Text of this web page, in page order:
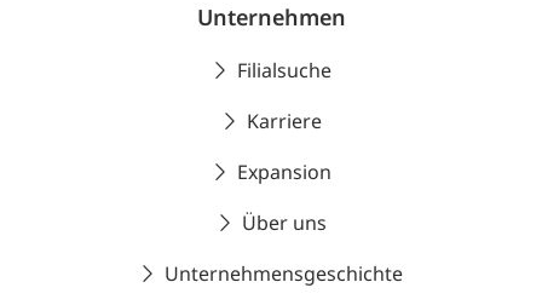
Unternehmen
Filialsuche
Karriere
Expansion
Über uns
Unternehmensgeschichte